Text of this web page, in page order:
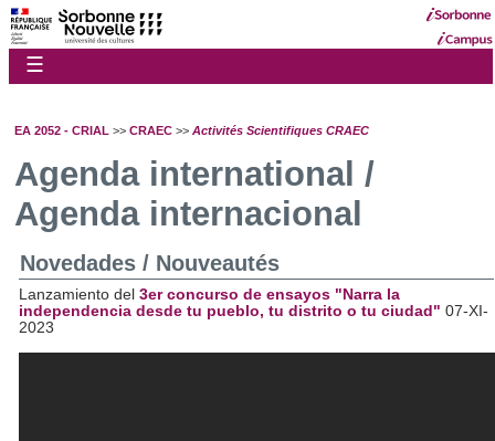
☰
EA 2052 - CRIAL >> CRAEC >> Activités Scientifiques CRAEC
Agenda international /
Agenda internacional
Novedades / Nouveautés
Lanzamiento del3er concurso de ensayos "Narra la
independencia desde tu pueblo, tu distrito o tu ciudad" 07-XI-
2023